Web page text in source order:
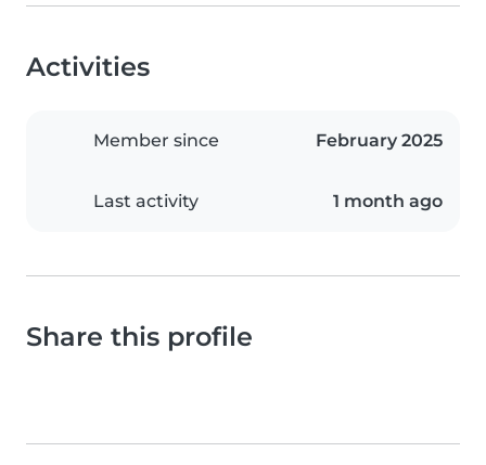
Activities
Member since February 2025
Last activity 1 month ago
Share this profile